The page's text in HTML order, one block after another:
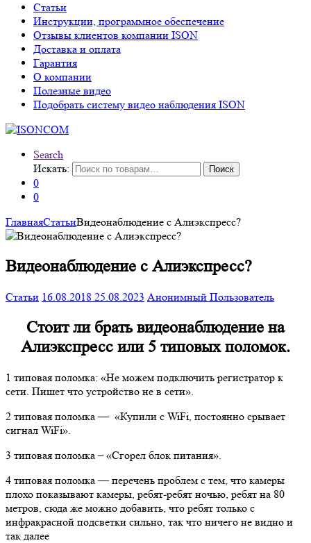
Статьи
Инструкции, программное обеспечение
Отзывы клиентов компании ISON
Доставка и оплата
Гарантия
О компании
Полезные видео
Подобрать систему видео наблюдения ISON
Search
Искать:
Поиск
0
0
ГлавнаяСтатьиВидеонаблюдение с Алиэкспресс?
Видеонаблюдение с Алиэкспресс?
Статьи 16.08.2018 25.08.2023 Анонимный Пользователь
Стоит ли брать видеонаблюдение на
Алиэкспресс или 5 типовых поломок.
1 типовая поломка: «Не можем подключить регистратор к
сети. Пишет что устройство не в сети».
2 типовая поломка — «Купили с WiFi, постоянно срывает
сигнал WiFi».
3 типовая поломка – «Сгорел блок питания».
4 типовая поломка — перечень проблем с тем, что камеры
плохо показывают камеры, ребят-ребят ночью, ребят на 80
метров, сюда же можно добавить, что ребят только с
инфракрасной подсветки сильно, так что ничего не видно и
так далее